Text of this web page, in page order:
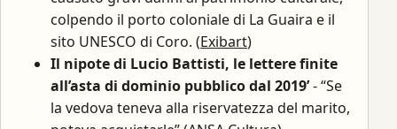
colpendo il porto coloniale di La Guaira e il
sito UNESCO di Coro. (Exibart)
Il nipote di Lucio Battisti, le lettere finite
all’asta di dominio pubblico dal 2019’- “Se
la vedova teneva alla riservatezza del marito,